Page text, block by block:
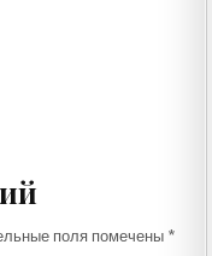
поля помечены *